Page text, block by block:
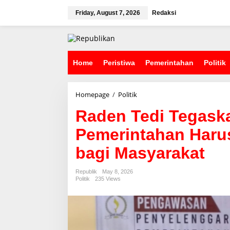
Friday, August 7, 2026 Redaksi
Home Peristiwa Pemerintahan Politik
Homepage / Politik
d
n
T
e
d
g
a
s
k
Raden Tedi
Pemerintahan
bagi Masyarakat
Republik
May 8, 2026
Politik
235 Views